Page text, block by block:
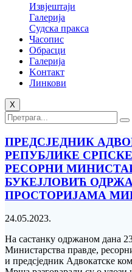
Извјештаји
Галерија
Судска пракса
Часопис
Обрасци
Галерија
Kонтакт
Линкови
X
ПРЕДСЈЕДНИК
РЕПУБЛИКЕ
РЕСОРНИ
БУКЕЈЛОВИЋ
ПРОСТОРИЈАМА
24.05.2023.
На састанку одржаном дана
Министарства правде,
и предсједник Адвокатске